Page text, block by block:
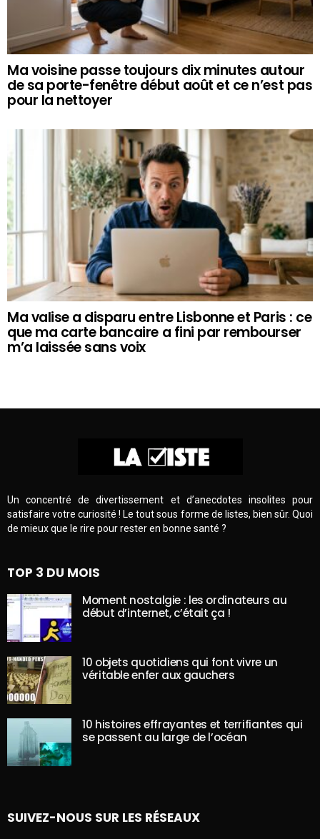
Ma voisine passe toujours dix minutes autour
de sa porte-fenêtre début août et ce n’est pas
pour la nettoyer
Ma valise a disparu entre Lisbonne et Paris : ce
que ma carte bancaire a fini par rembourser
m’a laissée sans voix
Un concentré de divertissement et d’anecdotes insolites pour
satisfaire votre curiosité ! Le tout sous forme de listes, bien sûr. Quoi
de mieux que le rire pour rester en bonne santé ?
TOP 3 DU MOIS
Moment nostalgie : les ordinateurs au
début d’internet, c’était ça !
10 objets quotidiens qui font vivre un
véritable enfer aux gauchers
10 histoires effrayantes et terrifiantes qui
se passent au large de l’océan
SUIVEZ-NOUS SUR LES RÉSEAUX